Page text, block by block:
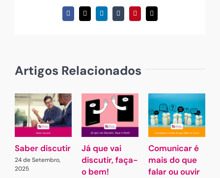
Facebook
X LinkedInTumblrPinterestEmail
(necessário
Artigos Relacionados
Saber discutir
24 de Setembro,
2025
Já que vai
discutir, faça-
o bem!
Comunicar é
mais do que
falar ou ouvir